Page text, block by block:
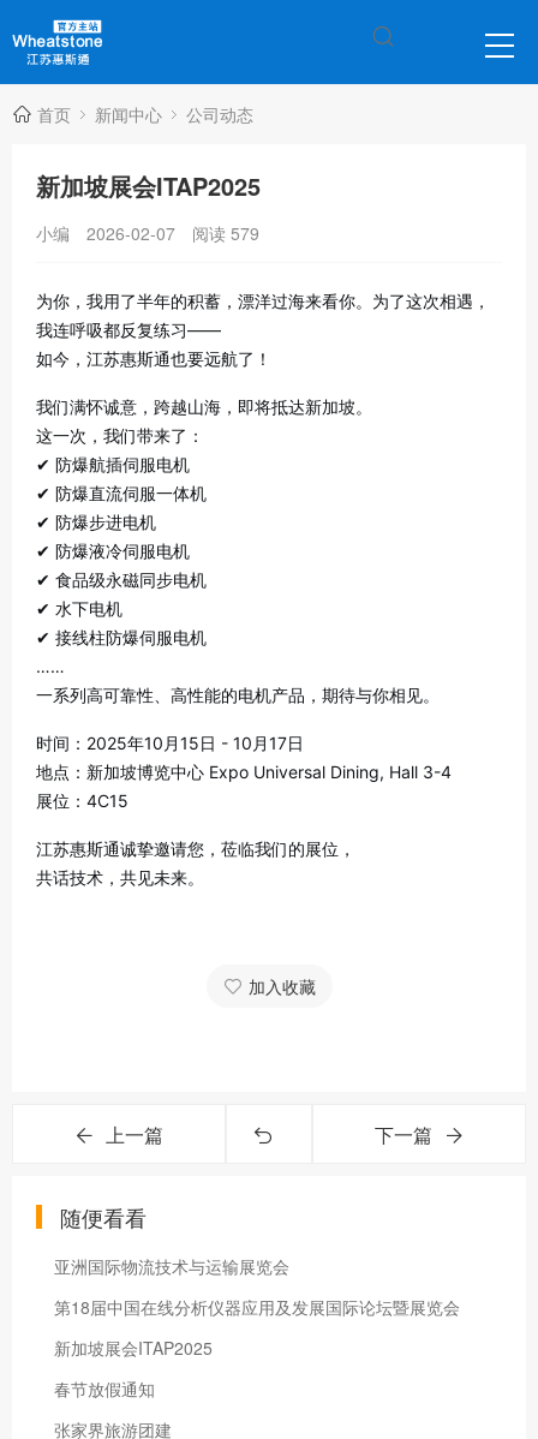
首页 新闻中心 公司动态
新加坡展会ITAP2025
小编 2026-02-07 阅读 579
为你，我用了半年的积蓄，漂洋过海来看你。为了这次相遇，
我连呼吸都反复练习——
如今，江苏惠斯通也要远航了！
我们满怀诚意，跨越山海，即将抵达新加坡。
这一次，我们带来了：
✔ 防爆航插伺服电机
✔ 防爆直流伺服一体机
✔ 防爆步进电机
✔ 防爆液冷伺服电机
✔ 食品级永磁同步电机
✔ 水下电机
✔ 接线柱防爆伺服电机
……
一系列高可靠性、高性能的电机产品，期待与你相见。
时间：2025年10月15日 - 10月17日
地点：新加坡博览中心 Expo Universal Dining, Hall 3-4
展位：4C15
江苏惠斯通诚挚邀请您，莅临我们的展位，
共话技术，共见未来。
加入收藏
上一篇 下一篇
随便看看
亚洲国际物流技术与运输展览会
第18届中国在线分析仪器应用及发展国际论坛暨展览会
新加坡展会ITAP2025
春节放假通知
张家界旅游团建